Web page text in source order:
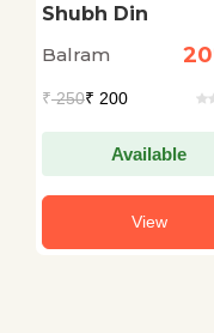
Shubh Din
Balram
₹250₹ 200
Available
View